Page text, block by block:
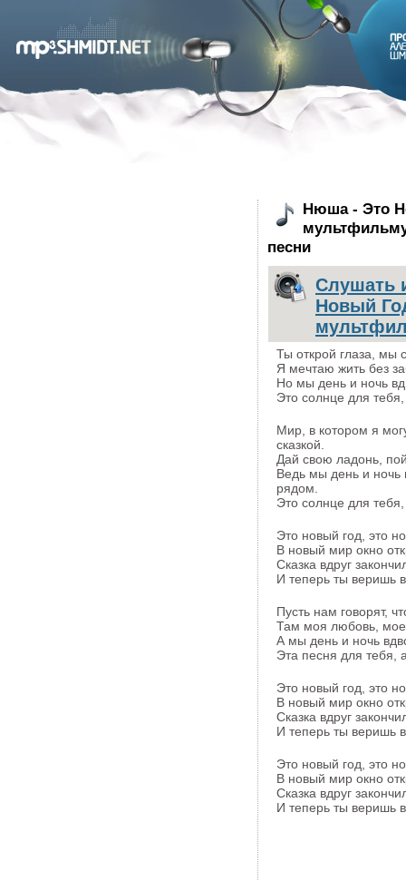
Нюша - Это
песни
Слушать
Новый
Ты открой глаза, мы
Я мечтаю жить без
Но мы день и ночь
Это солнце для
Мир, в котором я
сказкой.
Дай свою ладонь,
Ведь мы день и
рядом.
Это солнце для
Это новый год, это
В новый мир окно
Сказка вдруг
И теперь ты веришь
Пусть нам говорят,
Там моя любовь, мое
А мы день и ночь
Эта песня для тебя,
Это новый год, это
В новый мир окно
Сказка вдруг
И теперь ты веришь
Это новый год, это
В новый мир окно
Сказка вдруг
И теперь ты веришь